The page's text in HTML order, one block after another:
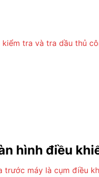
kiểm tra và tra dầu thủ
hình điều
trước máy là cụm điều